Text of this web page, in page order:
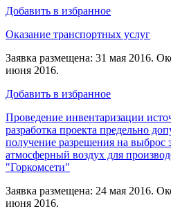
Добавить в избранное
Оказание транспортных услуг
Заявка размещена: 31 мая 2016.
июня 2016.
Добавить в избранное
Проведение инвентаризации
разработка проекта предельно
получение разрешения на выброс
атмосферный воздух для
"Горкомсети"
Заявка размещена: 24 мая 2016.
июня 2016.